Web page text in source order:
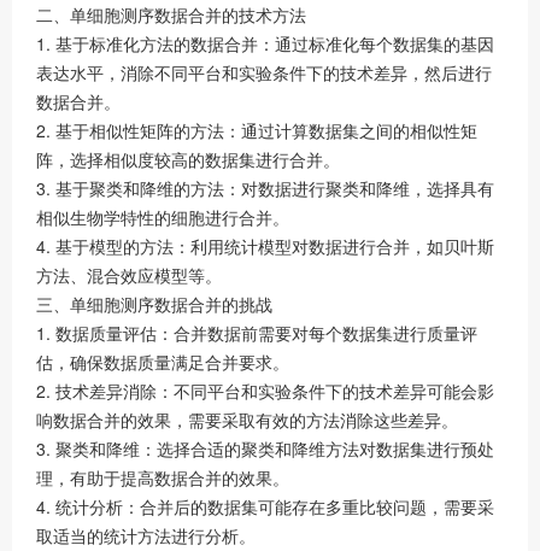
二、单细胞测序数据合并的技术方法
1. 基于标准化方法的数据合并：通过标准化每个数据集的基因
表达水平，消除不同平台和实验条件下的技术差异，然后进行
数据合并。
2. 基于相似性矩阵的方法：通过计算数据集之间的相似性矩
阵，选择相似度较高的数据集进行合并。
3. 基于聚类和降维的方法：对数据进行聚类和降维，选择具有
相似生物学特性的细胞进行合并。
4. 基于模型的方法：利用统计模型对数据进行合并，如贝叶斯
方法、混合效应模型等。
三、单细胞测序数据合并的挑战
1. 数据质量评估：合并数据前需要对每个数据集进行质量评
估，确保数据质量满足合并要求。
2. 技术差异消除：不同平台和实验条件下的技术差异可能会影
响数据合并的效果，需要采取有效的方法消除这些差异。
3. 聚类和降维：选择合适的聚类和降维方法对数据集进行预处
理，有助于提高数据合并的效果。
4. 统计分析：合并后的数据集可能存在多重比较问题，需要采
取适当的统计方法进行分析。